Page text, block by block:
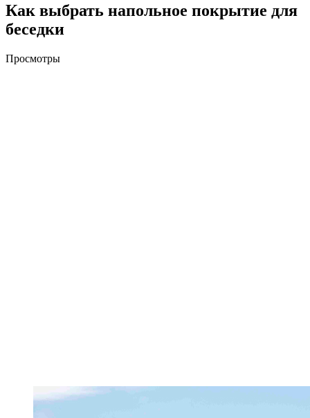
Как выбрать напольное покрытие для
беседки
Просмотры